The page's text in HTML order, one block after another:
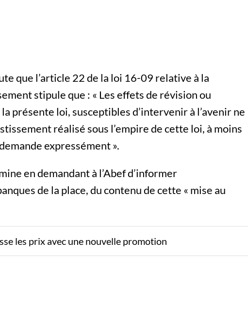
que l’article 22 de la loi 16-09 relative à la
stipule que : « Les effets de révision ou
présente loi, susceptibles d’intervenir à l’avenir ne
réalisé sous l’empire de cette loi, à moins
expressément ».
en demandant à l’Abef d’informer
de la place, du contenu de cette « mise au
les prix avec une nouvelle promotion